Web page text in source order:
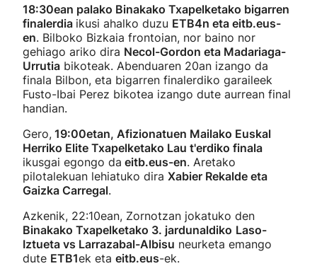
18:30ean palako Binakako Txapelketako bigarren
finalerdia ikusi ahalko duzu ETB4n eta eitb.eus-
en. Bilboko Bizkaia frontoian, nor baino nor
gehiago ariko dira Necol-Gordon eta Madariaga-
Urrutia bikoteak. Abenduaren 20an izango da
finala Bilbon, eta bigarren finalerdiko garaileek
Fusto-Ibai Perez bikotea izango dute aurrean final
handian.
Gero, 19:00etan, Afizionatuen Mailako Euskal
Herriko Elite Txapelketako Lau t'erdiko finala
ikusgai egongo da eitb.eus-en. Aretako
pilotalekuan lehiatuko dira Xabier Rekalde eta
Gaizka Carregal.
Azkenik, 22:10ean, Zornotzan jokatuko den
Binakako Txapelketako 3. jardunaldiko Laso-
Iztueta vs Larrazabal-Albisu neurketa emango
dute ETB1ek eta eitb.eus-ek.